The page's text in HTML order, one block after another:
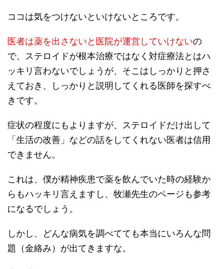
ココは気をつけないといけないところです。
医者は薬を出さないと医院が運営していけないの
で、ステロイドが根本治療ではなく対症療法とはハ
ッキリ言わないでしょうが、そこはしっかりと押さ
えておき、しっかりと説明してくれる医師を探すべ
きです。
症状の程度にもよりますが、ステロイドだけ出して
「生活の改善」などの話をしてくれない医者は信用
できません。
これは、僕が精神疾患で薬を飲んでいた時の経験か
らもハッキリ言えますし、牧瀬先生のページも参考
になるでしょう。
しかし、どんな病気を調べてても本当にいろんな問
題（金絡み）が出てきますな。